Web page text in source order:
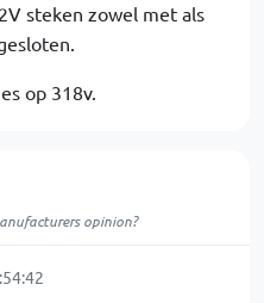
steken zowel met als
op 318v.
opinion?